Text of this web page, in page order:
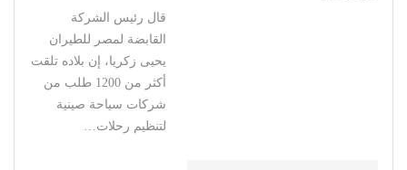
قال رئيس الشركة
القابضة لمصر للطيران
يحيى زكريا، إن بلاده تلقت
أكثر من 1200 طلب من
شركات سياحة صينية
لتنظيم رحلات…